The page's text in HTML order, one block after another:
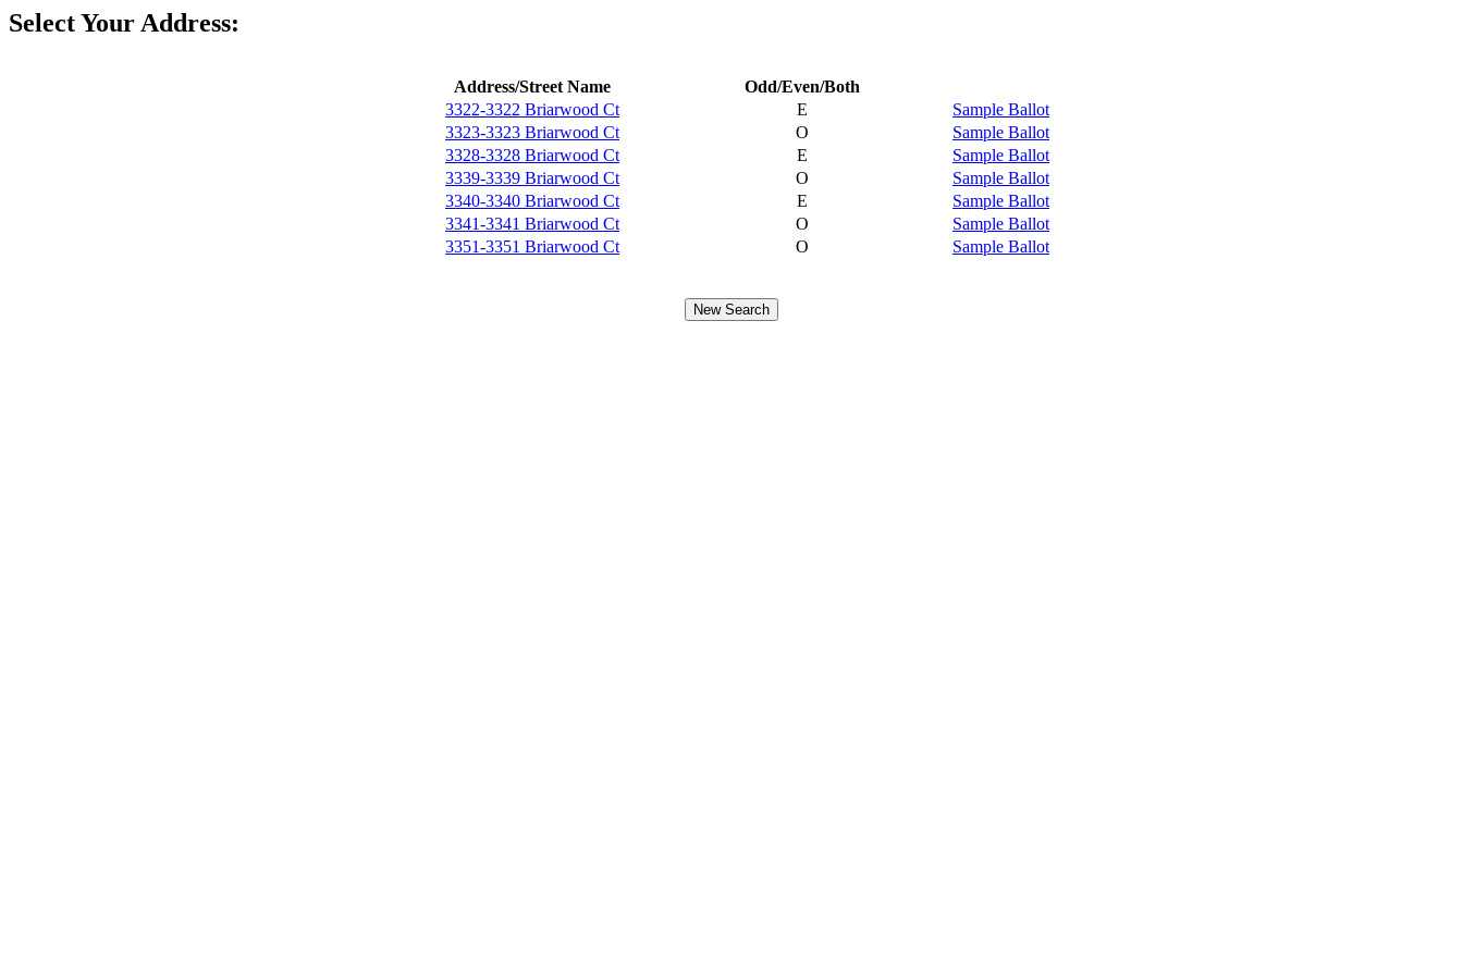
Select Your Address:
Address/Street Name
Odd/Even/Both
3322-3322 Briarwood Ct
E
Sample Ballot
3323-3323 Briarwood Ct
O
Sample Ballot
3328-3328 Briarwood Ct
E
Sample Ballot
3339-3339 Briarwood Ct
O
Sample Ballot
3340-3340 Briarwood Ct
E
Sample Ballot
3341-3341 Briarwood Ct
O
Sample Ballot
3351-3351 Briarwood Ct
O Sample Ballot